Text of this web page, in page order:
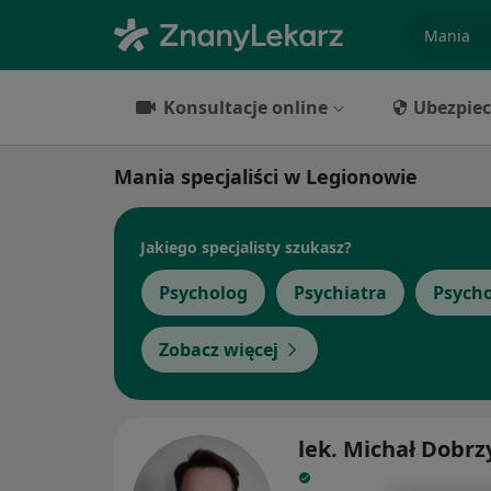
Konsultacje online
Mania specjaliści w Legionowie
Jakiego specjalisty szukasz?
Psycholog Psychiatra
Zobacz więcej
lek. Michał